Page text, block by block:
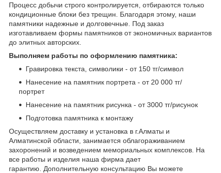
Процесс добычи строго контролируется, отбираются только
кондиционные блоки без трещин. Благодаря этому, наши
памятники надежные и долговечные. Под заказ
изготавливаем формы памятников от экономичных вариантов
до элитных авторских.
Выполняем работы по оформлению памятника:
Гравировка текста, символики - от 150 тг/символ
Нанесение на памятник портрета - от 20 000 тг/
портрет
Нанесение на памятник рисунка - от 3000 тг/рисунок
Подготовка памятника к монтажу
Осуществляем доставку и установка в г.Алматы и
Алматинской области, занимается облагораживанием
захоронений и возведением мемориальных комплексов. На
все работы и изделия наша фирма дает
гарантию. Дополнительную консультацию Вы можете